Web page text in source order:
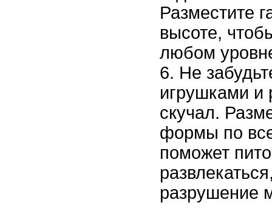
Разместите
высоте,
любом
Не
игрушками и
скучал.
формы по
поможет
разрушение